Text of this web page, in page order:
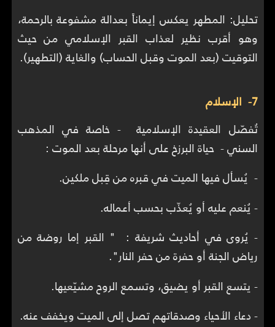
تحليل: المطهر يعكس إيماناً بعدالة مشفوعة بالرحمة،
وهو أقرب نظير لعذاب القبر الإسلامي من حيث
التوقيت (بعد الموت وقبل الحساب) والغاية (التطهير).
7- الإسلام
تُفصّل العقيدة الإسلامية - خاصة في المذهب
السني - حياة البرزخ على أنها مرحلة بعد الموت :
- يُسأل فيها الميت في قبره من قِبل ملكين.
- يُنعم عليه أو يُعذّب بحسب أعماله.
- يُروى في أحاديث شريفة : " القبر إما روضة من
رياض الجنة أو حفرة من حفر النار".
- يتسع القبر أو يضيق، وتسمع الروح مشيّعيها.
- دعاء الأحياء وصدقاتهم تصل إلى الميت ويخفف عنه.